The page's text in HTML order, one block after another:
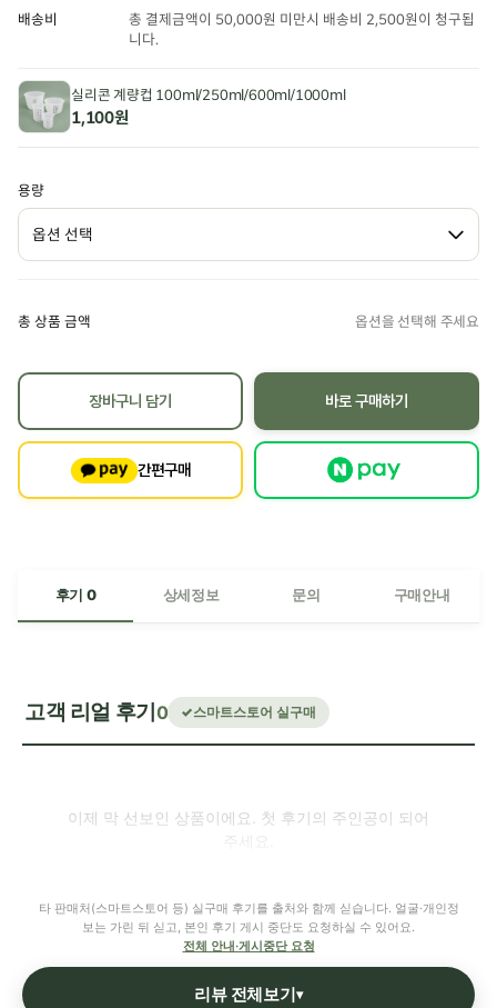
배송비
총 결제금액이 50,000원 미만시 배송비 2,500원이 청구됩
니다.
실리콘 계량컵 100ml/250ml/600ml/1000ml
1,100원
용량
총 상품 금액
장바구니 담기 바로 구매하기
간편구매
후기 0 상세정보 문의 구매안내
고객 리얼 후기 0 스마트스토어 실구매
이제 막 선보인 상품이에요. 첫 후기의 주인공이 되어
주세요.
타 판매처(스마트스토어 등) 실구매 후기를 출처와 함께 싣습니다. 얼굴·개인정
보는 가린 뒤 싣고, 본인 후기 게시 중단도 요청하실 수 있어요.
전체 안내·게시중단 요청
리뷰 전체보기▾